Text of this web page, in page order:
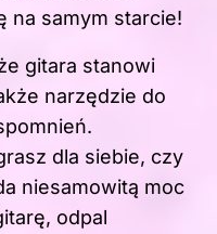
na samym starcie!
gitara stanowi
narzędzie do
dla siebie, czy
niesamowitą moc
odpal